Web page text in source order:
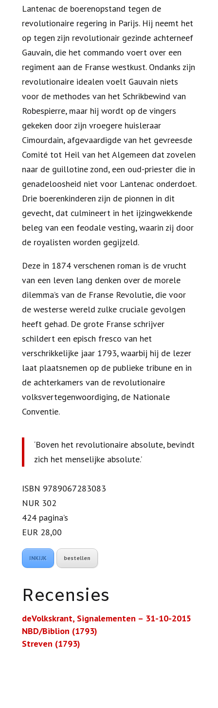
Lantenac de boerenopstand tegen de
revolutionaire regering in Parijs. Hij neemt het
op tegen zijn revolutionair gezinde achterneef
Gauvain, die het commando voert over een
regiment aan de Franse westkust. Ondanks zijn
revolutionaire idealen voelt Gauvain niets
voor de methodes van het Schrikbewind van
Robespierre, maar hij wordt op de vingers
gekeken door zijn vroegere huisleraar
Cimourdain, afgevaardigde van het gevreesde
Comité tot Heil van het Algemeen dat zovelen
naar de guillotine zond, een oud-priester die in
genadeloosheid niet voor Lantenac onderdoet.
Drie boerenkinderen zijn de pionnen in dit
gevecht, dat culmineert in het ijzingwekkende
beleg van een feodale vesting, waarin zij door
de royalisten worden gegijzeld.
Deze in 1874 verschenen roman is de vrucht
van een leven lang denken over de morele
dilemma’s van de Franse Revolutie, die voor
de westerse wereld zulke cruciale gevolgen
heeft gehad. De grote Franse schrijver
schildert een episch fresco van het
verschrikkelijke jaar 1793, waarbij hij de lezer
laat plaatsnemen op de publieke tribune en in
de achterkamers van de revolutionaire
volksvertegenwoordiging, de Nationale
Conventie.
‘Boven het revolutionaire absolute, bevindt
zich het menselijke absolute.’
ISBN 9789067283083
NUR 302
424 pagina’s
EUR 28,00
INKIJK bestellen
Recensies
deVolkskrant, Signalementen – 31-10-2015
NBD/Biblion (1793)
Streven (1793)